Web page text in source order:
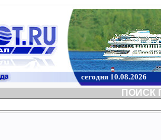
сегодня 10.08.2026
ПОИСК